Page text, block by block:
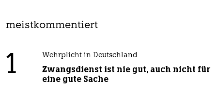
meistkommentiert
1 Wehrplicht in Deutschland
Zwangsdienst ist nie gut, auch nicht für
eine gute Sache